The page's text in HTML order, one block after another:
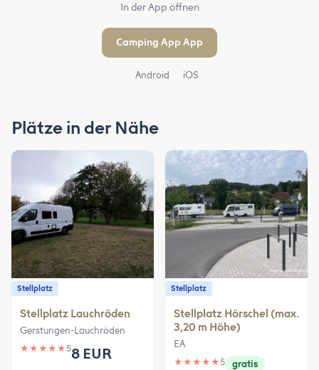
In der App öffnen
Camping App App
Android iOS
Plätze in der Nähe
Stellplatz
Stellplatz Lauchröden
Gerstungen-Lauchröden
★ ★ ★ ★ ★58 EUR
Stellplatz
Stellplatz Hörschel (max.
3,20 m Höhe)
EA
★ ★ ★ ★ ★5 gratis